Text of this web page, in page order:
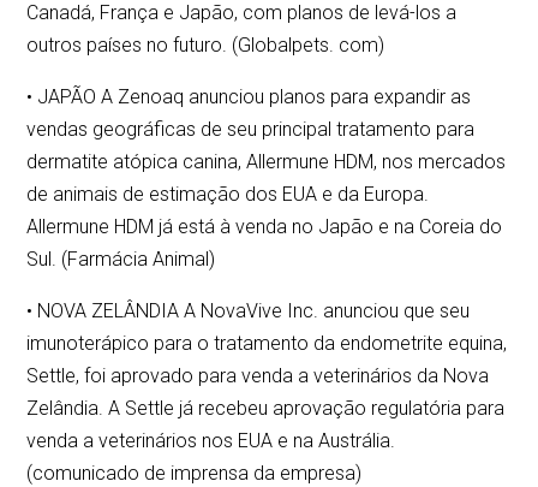
Canadá, França e Japão, com planos de levá-los a
outros países no futuro. (Globalpets. com)
• JAPÃO A Zenoaq anunciou planos para expandir as
vendas geográficas de seu principal tratamento para
dermatite atópica canina, Allermune HDM, nos mercados
de animais de estimação dos EUA e da Europa.
Allermune HDM já está à venda no Japão e na Coreia do
Sul. (Farmácia Animal)
• NOVA ZELÂNDIA A NovaVive Inc. anunciou que seu
imunoterápico para o tratamento da endometrite equina,
Settle, foi aprovado para venda a veterinários da Nova
Zelândia. A Settle já recebeu aprovação regulatória para
venda a veterinários nos EUA e na Austrália.
(comunicado de imprensa da empresa)